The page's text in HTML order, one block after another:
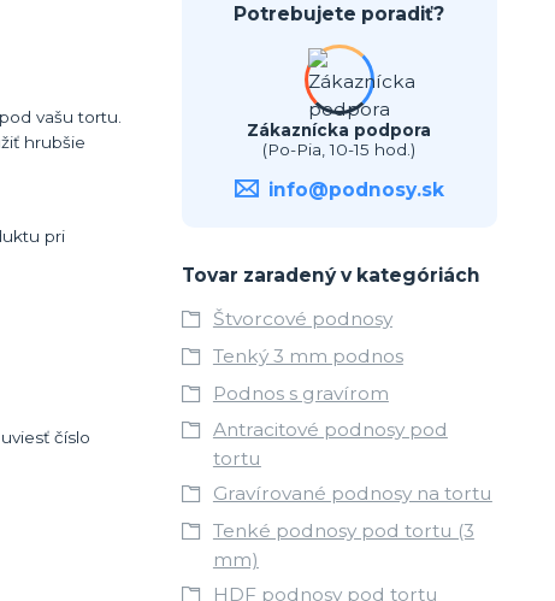
vašu tortu.
hrubšie
pri
číslo
Potrebujete poradiť?
Zákaznícka podpora
(Po-Pia, 10-15 hod.)
info@podnosy.sk
Tovar zaradený v kategóriách
Štvorcové podnosy
Tenký 3 mm podnos
Podnos s gravírom
Antracitové podnosy pod
tortu
Gravírované podnosy na tortu
Tenké podnosy pod tortu (3
mm)
HDF podnosy pod tortu